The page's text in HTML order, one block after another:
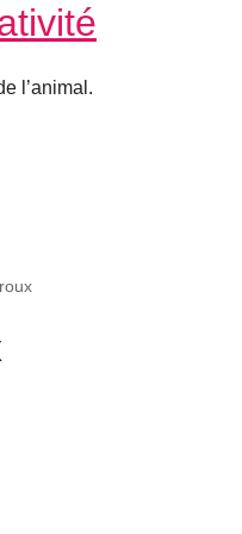
l’animal.